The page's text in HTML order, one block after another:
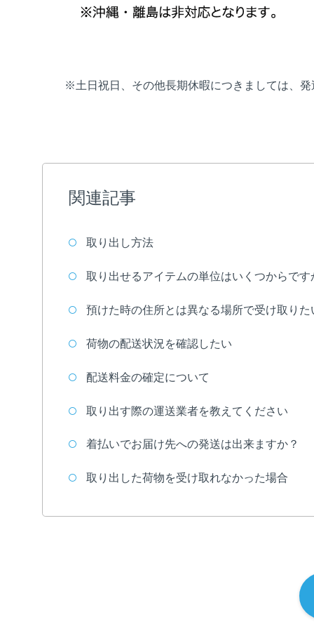
※土日祝日、その他長期休暇につきましては、発
関連記事
取り出し方法
取り出せるアイテムの単位はいくつからです
預けた時の住所とは異なる場所で受け取りた
荷物の配送状況を確認したい
配送料金の確定について
取り出す際の運送業者を教えてください
着払いでお届け先への発送は出来ますか？
取り出した荷物を受け取れなかった場合